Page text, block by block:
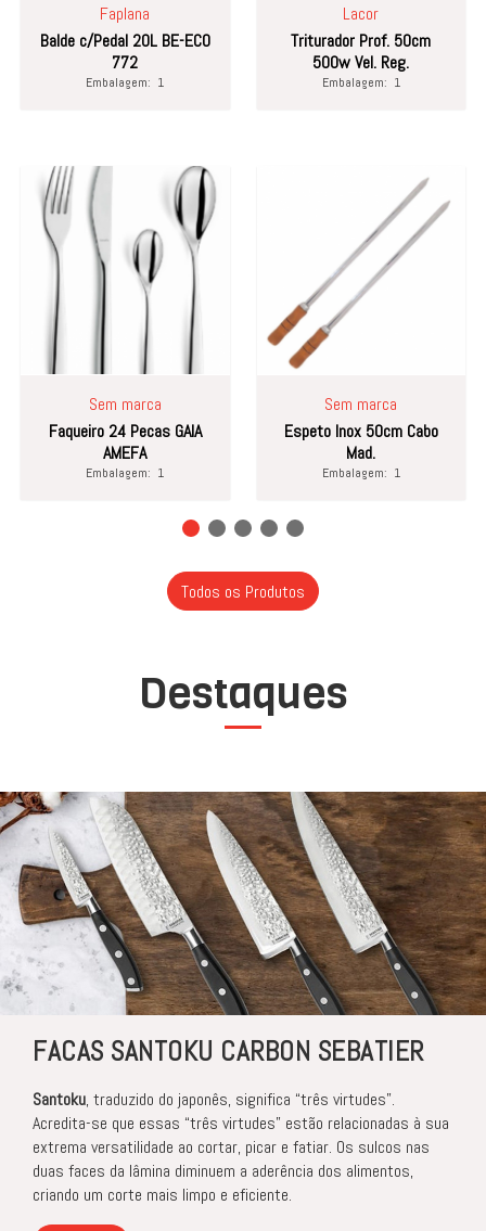
Faplana
Balde c/Pedal 20L BE-ECO
772
Embalagem: 1
Lacor
Triturador Prof. 50cm
500w Vel. Reg.
Embalagem: 1
Sem marca
Faqueiro 24 Pecas GAIA
AMEFA
Embalagem: 1
Sem marca
Espeto Inox 50cm Cabo
Mad.
Embalagem: 1
Todos os Produtos
Destaques
FACAS SANTOKU CARBON SEBATIER
Santoku, traduzido do japonês, significa “três virtudes”.
Acredita-se que essas “três virtudes” estão relacionadas à sua
extrema versatilidade ao cortar, picar e fatiar. Os sulcos nas
duas faces da lâmina diminuem a aderência dos alimentos,
criando um corte mais limpo e eficiente.